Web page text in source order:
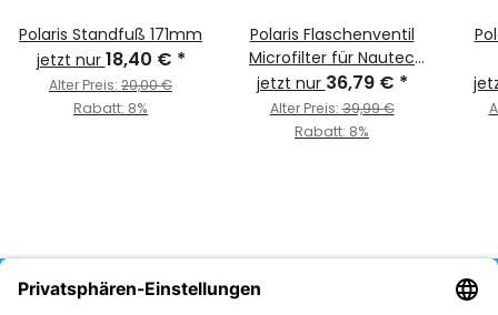
Polaris Standfuß 171mm
jetzt nur 18,40 € *
Alter Preis: 20,00 €
Rabatt: 8%
Polaris Flaschenventil
Microfilter für Nautec
Ventile
jetzt nur 36,79 € *
Alter Preis:39,99 €
Rabatt: 8%